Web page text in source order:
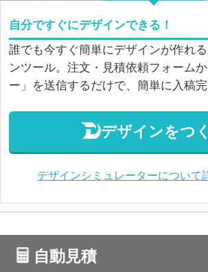
自分ですぐにデザインできる！
誰でも今すぐ簡単にデザインが作れ
ンツール。注文・見積依頼フォーム
ー」を送信するだけで、簡単に入稿完
デザインをつ
デザインシミュレーターについて
自動見積